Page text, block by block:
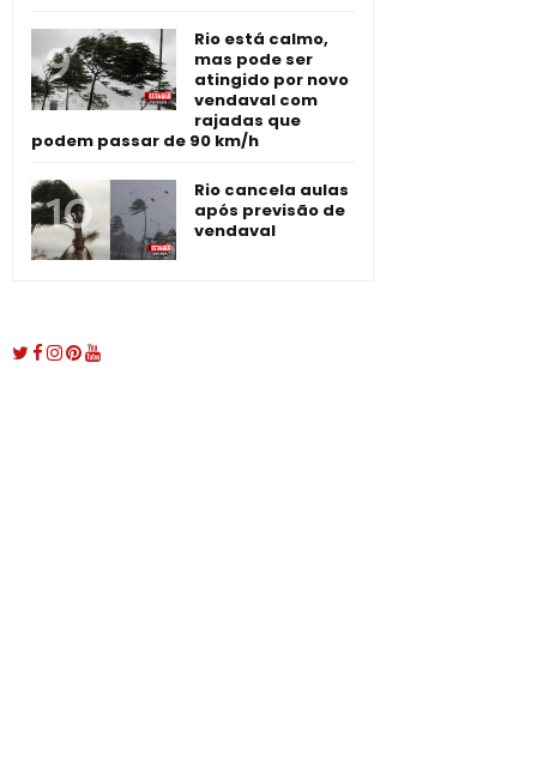
Rio está calmo,
mas pode ser
atingido por novo
vendaval com
rajadas que
podem passar de 90 km/h
Rio cancela aulas
após previsão de
vendaval